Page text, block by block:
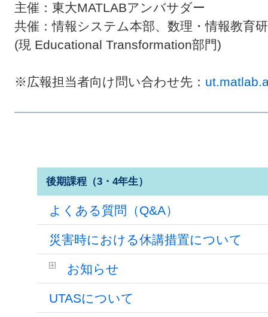
主催：東大MATLABアンバサダー
共催：情報システム本部、数理・情報教育
(現 Educational Transformation部門)
※広報担当者向け問い合わせ先：
後期課程（3・4年生）
よくある質問（Q&A）
災害時における休講措置について
お知らせ
UTASについて